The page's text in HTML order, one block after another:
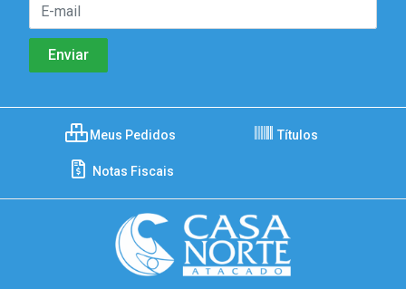
Meus Pedidos Títulos
Notas Fiscais